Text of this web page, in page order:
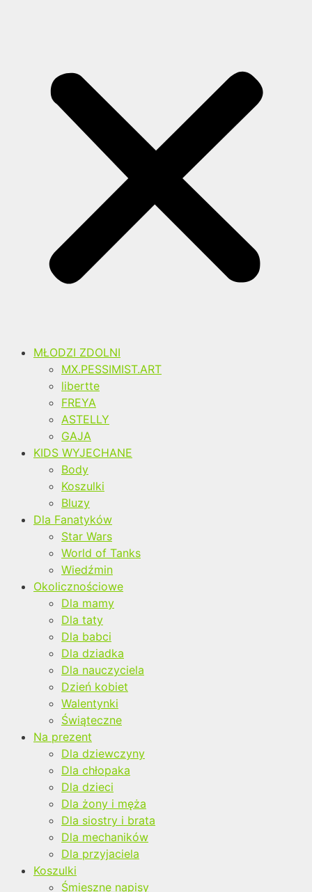
MŁODZI ZDOLNI
MX.PESSIMIST.ART
libertte
FREYA
ASTELLY
GAJA
KIDS WYJECHANE
Body
Koszulki
Bluzy
Dla Fanatyków
Star Wars
World of Tanks
Wiedźmin
Okolicznościowe
Dla mamy
Dla taty
Dla babci
Dla dziadka
Dla nauczyciela
Dzień kobiet
Walentynki
Świąteczne
Na prezent
Dla dziewczyny
Dla chłopaka
Dla dzieci
Dla żony i męża
Dla siostry i brata
Dla mechaników
Dla przyjaciela
Koszulki
Śmieszne napisy